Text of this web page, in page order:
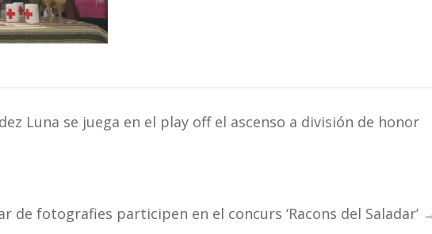
Luna se juega en el play off el ascenso a división de honor
de fotografies participen en el concurs ‘Racons del Saladar’